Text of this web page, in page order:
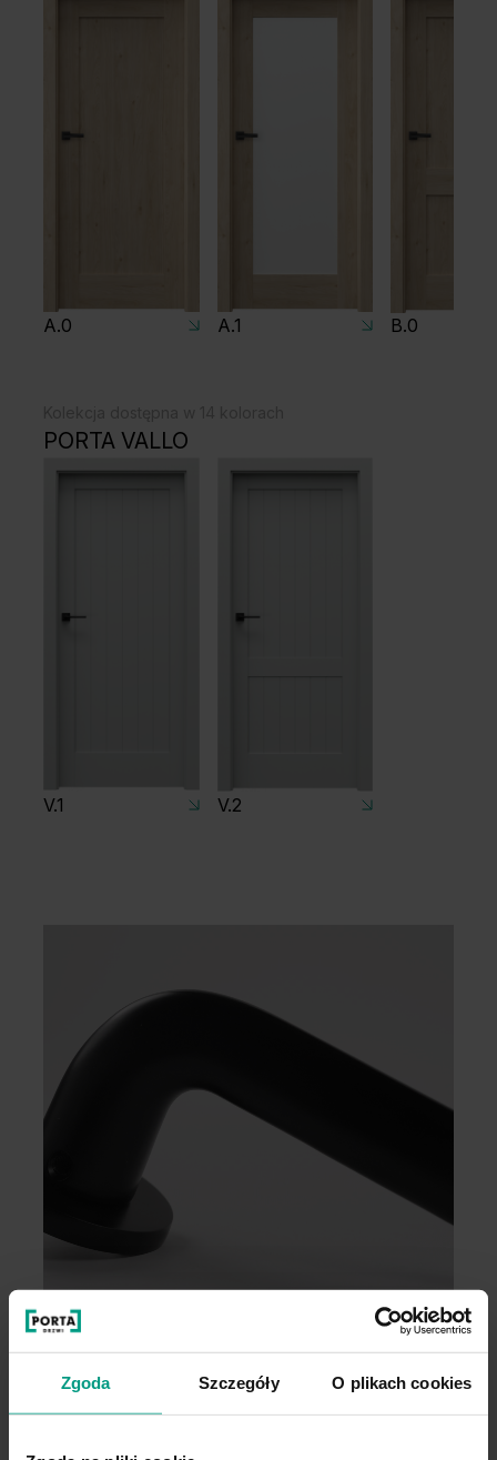
Zgoda Szczegóły O plikach cookies
A.0 A.1 B.0
PORTA VALLO
V.1 V.2
Idealnie dopasowane akcesoria
do Linii Rustic